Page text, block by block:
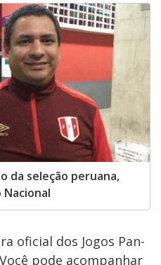
da seleção peruana,
oficial dos Jogos Pan-
pode acompanhar